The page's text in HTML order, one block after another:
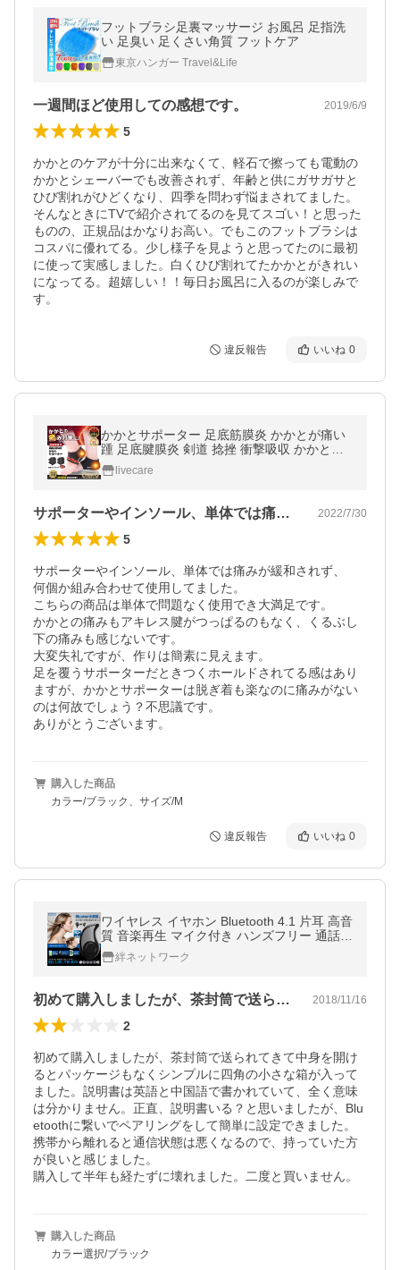
フットブラシ足裏マッサージ お風呂 足指洗
い 足臭い 足くさい角質 フットケア
東京ハンガー Travel&Life
一週間ほど使用しての感想です。 2019/6/9
5
かかとのケアが十分に出来なくて、軽石で擦っても電動の
かかとシェーバーでも改善されず、年齢と供にガサガサと
ひび割れがひどくなり、四季を問わず悩まされてました。
そんなときにTVで紹介されてるのを見てスゴい！と思った
ものの、正規品はかなりお高い。でもこのフットブラシは
コスパに優れてる。少し様子を見ようと思ってたのに最初
に使って実感しました。白くひび割れてたかかとがきれい
になってる。超嬉しい！！毎日お風呂に入るのが楽しみで
す。
違反報告 いいね 0
かかとサポーター 足底筋膜炎 かかとが痛い
踵 足底腱膜炎 剣道 捻挫 衝撃吸収 かかと保
護 痛み緩和 両足用 2セット(4枚)
livecare
サポーターやインソール、単体では痛みが… 2022/7/30
5
サポーターやインソール、単体では痛みが緩和されず、
何個か組み合わせて使用してました。
こちらの商品は単体で問題なく使用でき大満足です。
かかとの痛みもアキレス腱がつっぱるのもなく、くるぶし
下の痛みも感じないです。
大変失礼ですが、作りは簡素に見えます。
足を覆うサポーターだときつくホールドされてる感はあり
ますが、かかとサポーターは脱ぎ着も楽なのに痛みがない
のは何故でしょう？不思議です。
ありがとうございます。
購入した商品
カラー/ブラック、サイズ/M
違反報告 いいね 0
ワイヤレス イヤホン Bluetooth 4.1 片耳 高音
質 音楽再生 マイク付き ハンズフリー 通話
軽量 ブルートゥース ヘッドセット BLTEAR
絆ネットワーク
初めて購入しましたが、茶封筒で送られて… 2018/11/16
2
初めて購入しましたが、茶封筒で送られてきて中身を開け
るとパッケージもなくシンプルに四角の小さな箱が入って
ました。説明書は英語と中国語で書かれていて、全く意味
は分かりません。正直、説明書いる？と思いましたが、Blu
etoothに繋いでペアリングをして簡単に設定できました。
携帯から離れると通信状態は悪くなるので、持っていた方
が良いと感じました。
購入して半年も経たずに壊れました。二度と買いません。
購入した商品
カラー選択/ブラック